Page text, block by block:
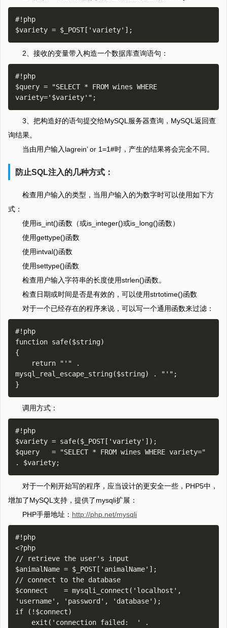
#!php
2、接收的变量带入构造一个数据库查询语句：
#!php
$query = "SELECT * FROM wines WHERE
3、把构造好的语句提交给MySQL服务器查询，MySQL返回查
询结果。
当由用户输入lagrein’ or 1=1#时，产生的结果将会完全不同。
防止SQL注入的几种方式：
检查用户输入的类型，当用户输入的为数字时可以使用如下方
式：
使用is_int()函数（或is_integer()或is_long()函数）
使用gettype()函数
使用intval()函数
使用settype()函数
检查用户输入字符串的长度使用strlen()函数。
检查日期或时间是否是有效的，可以使用strtotime()函数
对于一个已经存在的程序来说，可以写一个通用函数来过滤：
#!php
function safe($string)
{
mysql_real_escape_string($string) . "'";
调用方式：
#!php
$variety = safe($_POST['variety']);
$query   = "SELECT * FROM wines WHERE variety="
对于一个刚开始写的程序，应当设计的更安全一些，PHP5中，
增加了MySQL支持，提供了mysqli扩展：
PHP手册地址： http://php.net/mysqli
#!php
<?php
// retrieve the user's input
$animalName = $_POST['animalName'];
// connect to the database
$connect    = mysqli_connect('localhost',
'username', 'password', 'database');
if (!$connect)